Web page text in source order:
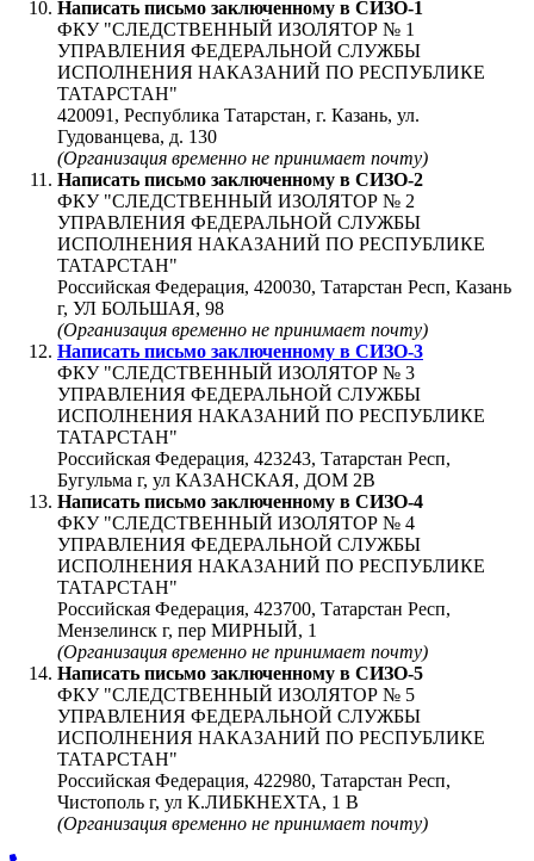
Написать письмо заключенному в СИЗО-1
ФКУ "СЛЕДСТВЕННЫЙ ИЗОЛЯТОР № 1
УПРАВЛЕНИЯ ФЕДЕРАЛЬНОЙ СЛУЖБЫ
ИСПОЛНЕНИЯ НАКАЗАНИЙ ПО РЕСПУБЛИКЕ
ТАТАРСТАН"
420091, Республика Татарстан, г. Казань, ул.
Гудованцева, д. 130
(Организация временно не принимает почту)
Написать письмо заключенному в СИЗО-2
ФКУ "СЛЕДСТВЕННЫЙ ИЗОЛЯТОР № 2
УПРАВЛЕНИЯ ФЕДЕРАЛЬНОЙ СЛУЖБЫ
ИСПОЛНЕНИЯ НАКАЗАНИЙ ПО РЕСПУБЛИКЕ
ТАТАРСТАН"
Российская Федерация, 420030, Татарстан Респ, Казань
г, УЛ БОЛЬШАЯ, 98
(Организация временно не принимает почту)
Написать письмо заключенному в СИЗО-3
ФКУ "СЛЕДСТВЕННЫЙ ИЗОЛЯТОР № 3
УПРАВЛЕНИЯ ФЕДЕРАЛЬНОЙ СЛУЖБЫ
ИСПОЛНЕНИЯ НАКАЗАНИЙ ПО РЕСПУБЛИКЕ
ТАТАРСТАН"
Российская Федерация, 423243, Татарстан Респ,
Бугульма г, ул КАЗАНСКАЯ, ДОМ 2В
Написать письмо заключенному в СИЗО-4
ФКУ "СЛЕДСТВЕННЫЙ ИЗОЛЯТОР № 4
УПРАВЛЕНИЯ ФЕДЕРАЛЬНОЙ СЛУЖБЫ
ИСПОЛНЕНИЯ НАКАЗАНИЙ ПО РЕСПУБЛИКЕ
ТАТАРСТАН"
Российская Федерация, 423700, Татарстан Респ,
Мензелинск г, пер МИРНЫЙ, 1
(Организация временно не принимает почту)
Написать письмо заключенному в СИЗО-5
ФКУ "СЛЕДСТВЕННЫЙ ИЗОЛЯТОР № 5
УПРАВЛЕНИЯ ФЕДЕРАЛЬНОЙ СЛУЖБЫ
ИСПОЛНЕНИЯ НАКАЗАНИЙ ПО РЕСПУБЛИКЕ
ТАТАРСТАН"
Российская Федерация, 422980, Татарстан Респ,
Чистополь г, ул К.ЛИБКНЕХТА, 1 В
(Организация временно не принимает почту)